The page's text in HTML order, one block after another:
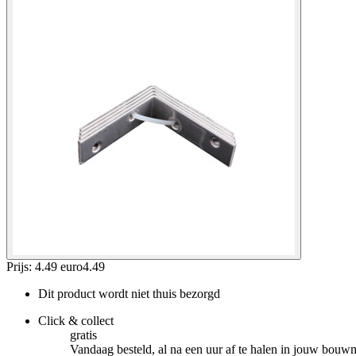
Prijs: 4.49 euro4.49
Dit product wordt niet thuis bezorgd
Click & collect
gratis
Vandaag besteld, al na een uur af te halen in jouw